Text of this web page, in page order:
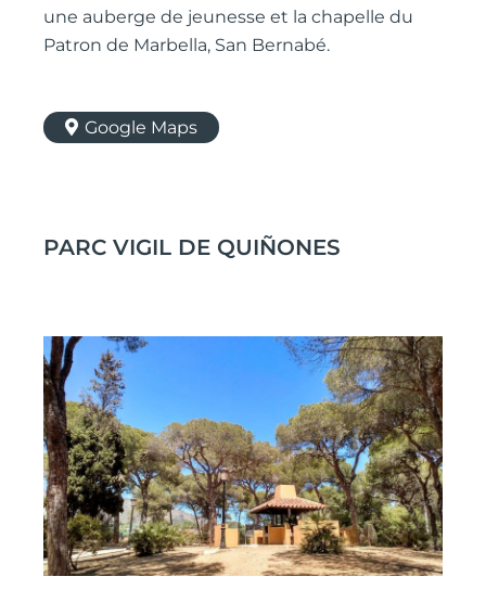
une auberge de jeunesse et la chapelle du
Patron de Marbella, San Bernabé.
Google Maps
PARC VIGIL DE QUIÑONES